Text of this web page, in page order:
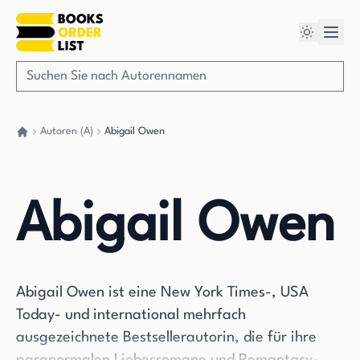
Autoren (A) Abigail Owen
Abigail Owen
Abigail Owen ist eine New York Times-, USA
Today- und international mehrfach
ausgezeichnete Bestsellerautorin, die für ihre